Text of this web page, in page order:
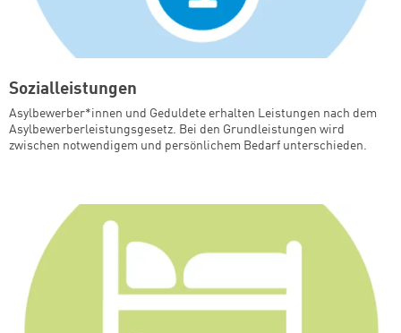
Sozialleistungen
Asylbewerber*innen und Geduldete erhalten Leistungen nach dem
Asylbewerberleistungsgesetz. Bei den Grundleistungen wird
zwischen notwendigem und persönlichem Bedarf unterschieden.